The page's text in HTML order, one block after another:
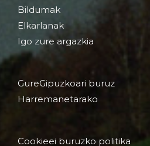
Bildumak
Elkarlanak
Igo zure argazkia
GureGipuzkoari buruz
Harremanetarako
Cookieei buruzko politika